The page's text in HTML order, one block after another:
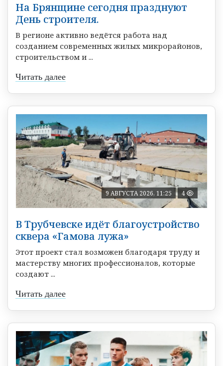
На Брянщине сегодня празднуют
День строителя.
В регионе активно ведётся работа над
созданием современных жилых микрорайонов,
строительством и ...
Читать далее
9 АВГУСТА 2026, 11:25 4
В Трубчевске идёт благоустройство
сквера «Гамова лужа»
Этот проект стал возможен благодаря труду и
мастерству многих профессионалов, которые
создают ...
Читать далее